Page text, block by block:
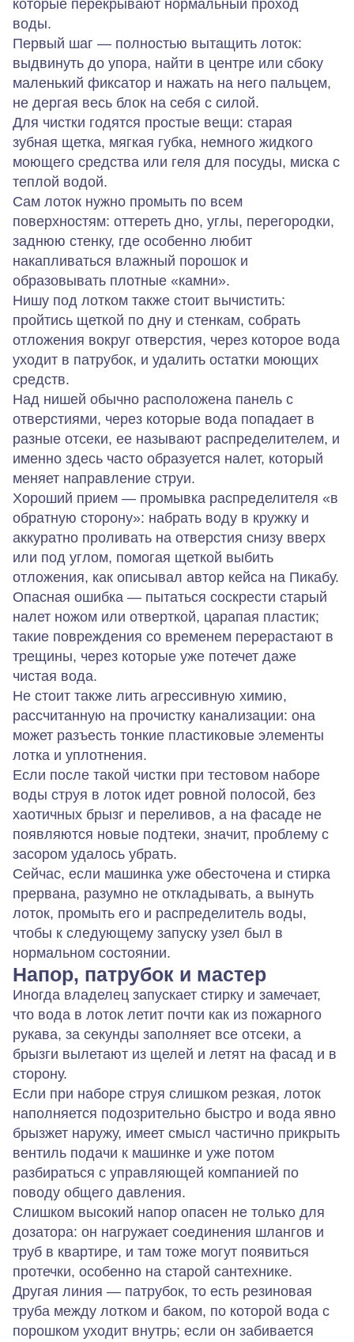
которые перекрывают нормальный проход
воды.
Первый шаг — полностью вытащить лоток:
выдвинуть до упора, найти в центре или сбоку
маленький фиксатор и нажать на него пальцем,
не дергая весь блок на себя с силой.
Для чистки годятся простые вещи: старая
зубная щетка, мягкая губка, немного жидкого
моющего средства или геля для посуды, миска с
теплой водой.
Сам лоток нужно промыть по всем
поверхностям: оттереть дно, углы, перегородки,
заднюю стенку, где особенно любит
накапливаться влажный порошок и
образовывать плотные «камни».
Нишу под лотком также стоит вычистить:
пройтись щеткой по дну и стенкам, собрать
отложения вокруг отверстия, через которое вода
уходит в патрубок, и удалить остатки моющих
средств.
Над нишей обычно расположена панель с
отверстиями, через которые вода попадает в
разные отсеки, ее называют распределителем, и
именно здесь часто образуется налет, который
меняет направление струи.
Хороший прием — промывка распределителя «в
обратную сторону»: набрать воду в кружку и
аккуратно проливать на отверстия снизу вверх
или под углом, помогая щеткой выбить
отложения, как описывал автор кейса на Пикабу.
Опасная ошибка — пытаться соскрести старый
налет ножом или отверткой, царапая пластик;
такие повреждения со временем перерастают в
трещины, через которые уже потечет даже
чистая вода.
Не стоит также лить агрессивную химию,
рассчитанную на прочистку канализации: она
может разъесть тонкие пластиковые элементы
лотка и уплотнения.
Если после такой чистки при тестовом наборе
воды струя в лоток идет ровной полосой, без
хаотичных брызг и переливов, а на фасаде не
появляются новые подтеки, значит, проблему с
засором удалось убрать.
Сейчас, если машинка уже обесточена и стирка
прервана, разумно не откладывать, а вынуть
лоток, промыть его и распределитель воды,
чтобы к следующему запуску узел был в
нормальном состоянии.
Напор, патрубок и мастер
Иногда владелец запускает стирку и замечает,
что вода в лоток летит почти как из пожарного
рукава, за секунды заполняет все отсеки, а
брызги вылетают из щелей и летят на фасад и в
сторону.
Если при наборе струя слишком резкая, лоток
наполняется подозрительно быстро и вода явно
брызжет наружу, имеет смысл частично прикрыть
вентиль подачи к машинке и уже потом
разбираться с управляющей компанией по
поводу общего давления.
Слишком высокий напор опасен не только для
дозатора: он нагружает соединения шлангов и
труб в квартире, и там тоже могут появиться
протечки, особенно на старой сантехнике.
Другая линия — патрубок, то есть резиновая
труба между лотком и баком, по которой вода с
порошком уходит внутрь; если он забивается